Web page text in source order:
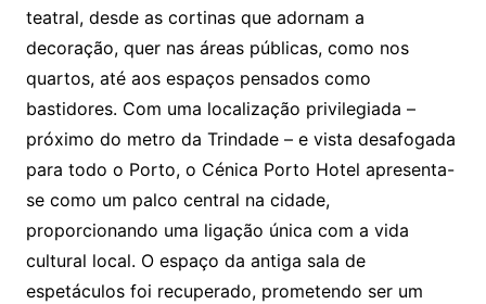
teatral, desde as cortinas que adornam a
decoração, quer nas áreas públicas, como nos
quartos, até aos espaços pensados como
bastidores. Com uma localização privilegiada –
próximo do metro da Trindade – e vista desafogada
para todo o Porto, o Cénica Porto Hotel apresenta-
se como um palco central na cidade,
proporcionando uma ligação única com a vida
cultural local. O espaço da antiga sala de
espetáculos foi recuperado, prometendo ser um